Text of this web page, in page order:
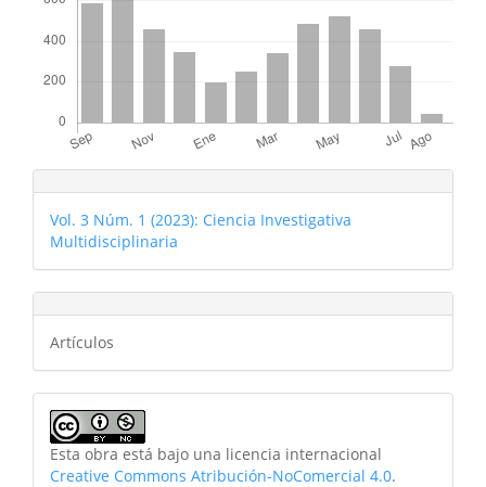
Vol. 3 Núm. 1 (2023): Ciencia Investigativa
Multidisciplinaria
Artículos
Esta obra está bajo una licencia internacional
Creative Commons Atribución-NoComercial 4.0.